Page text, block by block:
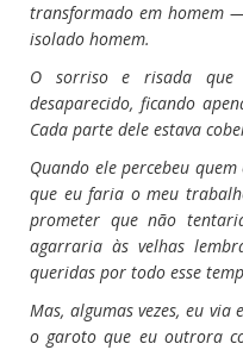
transformado em homem
isolado homem.
O sorriso e risada
desaparecido, ficando
Cada parte dele estava
Quando ele percebeu
que eu faria o meu
prometer que não
agarraria às velhas
queridas por todo esse
Mas, algumas vezes, eu via
o garoto que eu outrora